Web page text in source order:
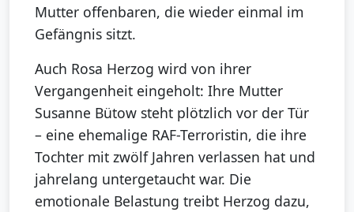
Mutter offenbaren, die wieder einmal im
Gefängnis sitzt.
Auch Rosa Herzog wird von ihrer
Vergangenheit eingeholt: Ihre Mutter
Susanne Bütow steht plötzlich vor der Tür
– eine ehemalige RAF-Terroristin, die ihre
Tochter mit zwölf Jahren verlassen hat und
jahrelang untergetaucht war. Die
emotionale Belastung treibt Herzog dazu,